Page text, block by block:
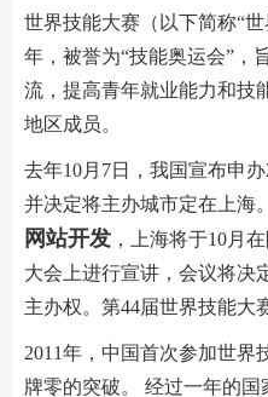
世界技能大赛（以下简称“
年，被誉为“技能奥运会”，
流，提高青年就业能力和技
地区成员。
去年10月7日，我国宣布申办
并决定将主办城市定在上海
网站开发 ，上海将于10月
大会上进行宣讲，会议将决
主办权。第44届世界技能大
2011年，中国首次参加世界
牌零的突破。 经过一年的